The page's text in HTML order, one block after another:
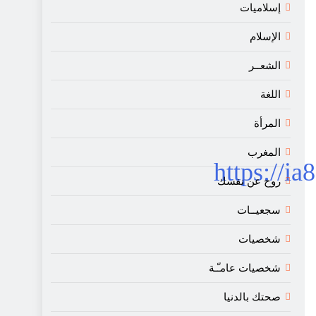
https://
إسلاميات
الإسلام
الشعــر
اللغة
المرأة
المغرب
روح عن نفسك
سجعيــات
شخصيات
شخصيات عامـّـة
صحتك بالدنيا